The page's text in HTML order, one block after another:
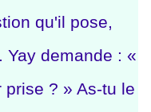
qu'il pose,
demande : «
? » As-tu le